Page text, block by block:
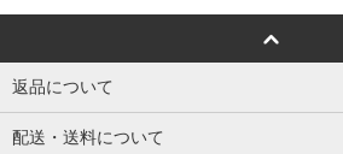
返品について
配送・送料について